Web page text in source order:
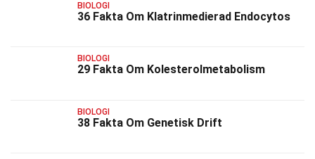
BIOLOGI
36 Fakta Om Klatrinmedierad Endocytos
BIOLOGI
29 Fakta Om Kolesterolmetabolism
BIOLOGI
38 Fakta Om Genetisk Drift